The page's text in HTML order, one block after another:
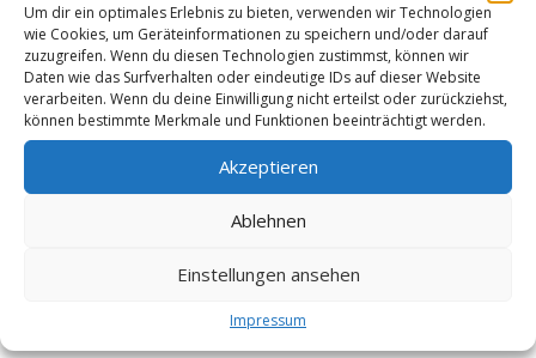
Um dir ein optimales Erlebnis zu bieten, verwenden wir Technologien
wie Cookies, um Geräteinformationen zu speichern und/oder darauf
zuzugreifen. Wenn du diesen Technologien zustimmst, können wir
Daten wie das Surfverhalten oder eindeutige IDs auf dieser Website
verarbeiten. Wenn du deine Einwilligung nicht erteilst oder zurückziehst,
können bestimmte Merkmale und Funktionen beeinträchtigt werden.
Akzeptieren
Ablehnen
Einstellungen ansehen
Impressum